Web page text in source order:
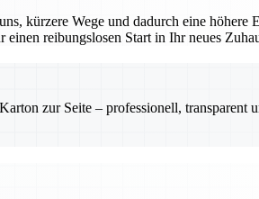
kürzere Wege und dadurch eine höhere
reibungslosen Start in Ihr neues
zur Seite – professionell, transparent